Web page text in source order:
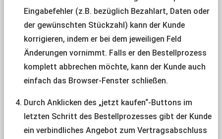
Eingabefehler (z.B. bezüglich Bezahlart, Daten oder
der gewünschten Stückzahl) kann der Kunde
korrigieren, indem er bei dem jeweiligen Feld
Änderungen vornimmt. Falls er den Bestellprozess
komplett abbrechen möchte, kann der Kunde auch
einfach das Browser-Fenster schließen.
Durch Anklicken des „jetzt kaufen“-Buttons im
letzten Schritt des Bestellprozesses gibt der Kunde
ein verbindliches Angebot zum Vertragsabschluss